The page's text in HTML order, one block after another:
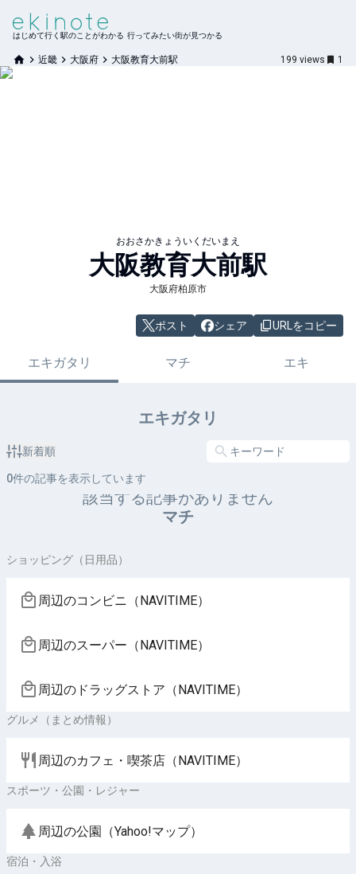
はじめて行く駅のことがわかる 行ってみたい街が見つかる
近畿 大阪府 大阪教育大前駅 199 views 1
おおさかきょういくだいまえ
大阪教育大前駅
大阪府柏原市
ポスト シェア URLをコピー
エキガタリ マチ エキ
エキガタリ
新着順
0件の記事を表示しています
該当する記事がありません
マチ
ショッピング（日用品）
周辺のコンビニ（NAVITIME）
周辺のスーパー（NAVITIME）
周辺のドラッグストア（NAVITIME）
グルメ（まとめ情報）
周辺のカフェ・喫茶店（NAVITIME）
スポーツ・公園・レジャー
周辺の公園（Yahoo!マップ）
宿泊・入浴